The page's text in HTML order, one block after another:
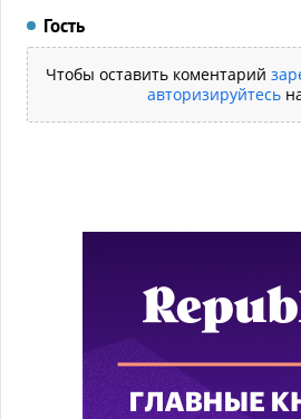
Гость
Чтобы оставить коментарий
авторизируйтесь